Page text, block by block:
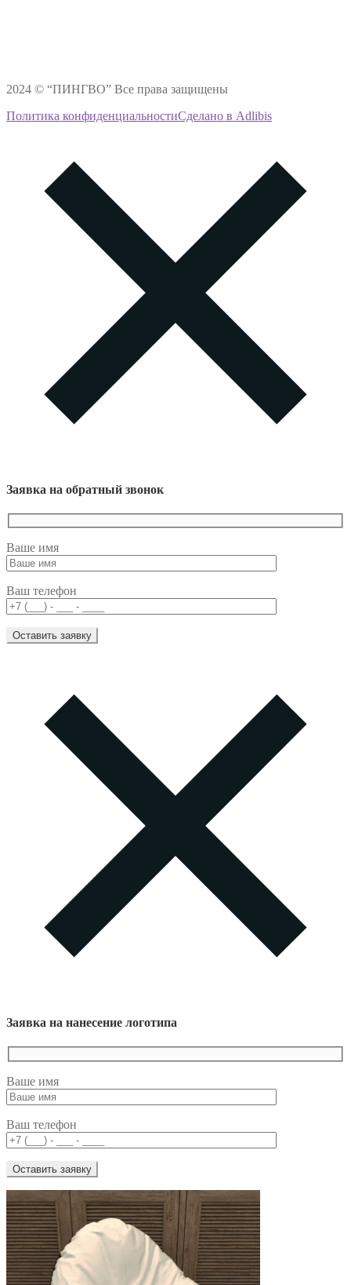
2024 © “ПИНГВО” Все права защищены
Политика конфиденциальностиСделано в Adlibis
Заявка на обратный звонок
Ваше имя
Ваш телефон
Заявка на нанесение логотипа
Ваше имя
Ваш телефон